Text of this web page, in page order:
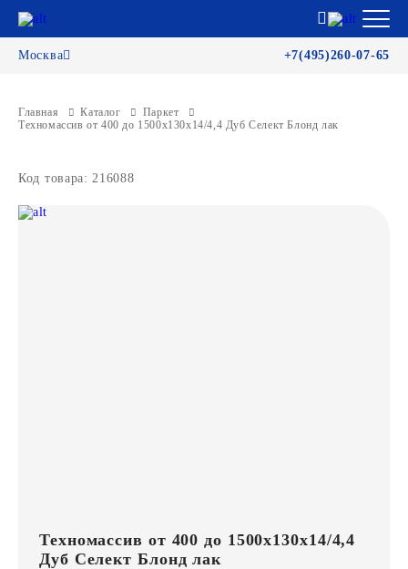
Москва +7(495)260-07-65
Главная Каталог
Паркет
Техномассив от 400 до 1500х130х14/4,4 Дуб Селект Блонд лак
Код товара: 216088
Техномассив от 400 до 1500х130х14/4,4
Дуб Селект Блонд лак